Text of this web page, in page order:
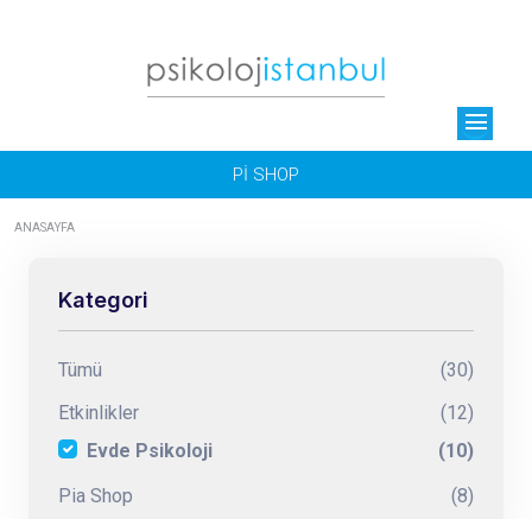
menu
Pİ SHOP
ANASAYFA
Kategori
Tümü
(30)
Etkinlikler
(12)
Evde Psikoloji
(10)
Pia Shop
(8)